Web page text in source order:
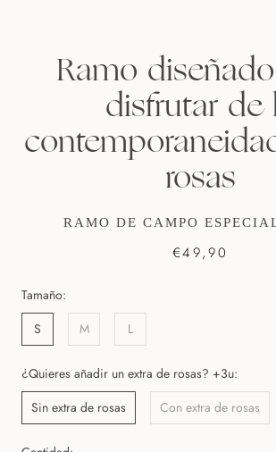
Ramo
disfrutar de
rosas
RAMO DE CAMPO
€49,90
Tamaño:
S
M L
¿Quieres añadir un extra de rosas? +3u:
Sin extra de rosas
Con extra de rosas